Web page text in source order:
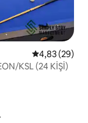
5 üzerinden
4,83 (29)
KSL (24 KİŞİ)